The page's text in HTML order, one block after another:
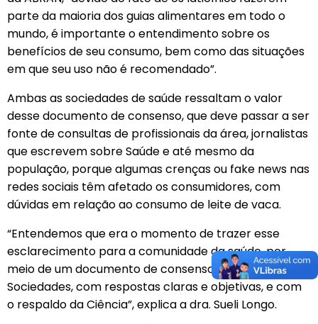
parte da maioria dos guias alimentares em todo o
mundo, é importante o entendimento sobre os
benefícios de seu consumo, bem como das situações
em que seu uso não é recomendado”.
Ambas as sociedades de saúde ressaltam o valor
desse documento de consenso, que deve passar a ser
fonte de consultas de profissionais da área, jornalistas
que escrevem sobre Saúde e até mesmo da
população, porque algumas crenças ou fake news nas
redes sociais têm afetado os consumidores, com
dúvidas em relação ao consumo de leite de vaca.
“Entendemos que era o momento de trazer esse
esclarecimento para a comunidade da saúde, por
meio de um documento de consenso das duas
Sociedades, com respostas claras e objetivas, e com
o respaldo da Ciência”, explica a dra. Sueli Longo.